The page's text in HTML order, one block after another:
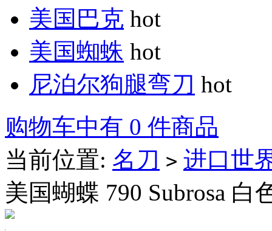
美国巴克 hot
美国蜘蛛 hot
尼泊尔狗腿弯刀 hot
购物车中有 0 件商品
当前位置: 名刀 > 进口世
美国蝴蝶 790 Subrosa 白